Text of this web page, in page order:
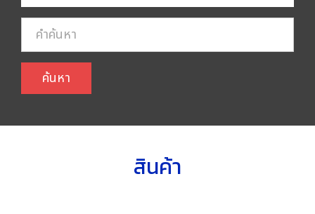
ค้นหา
สินค้า